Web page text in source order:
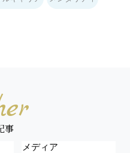
事
メディア